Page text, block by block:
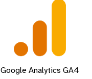
Google Analytics GA4